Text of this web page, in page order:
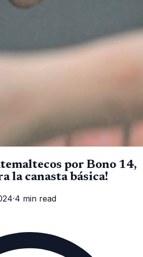
por Bono 14,
la canasta básica!
·4 min read